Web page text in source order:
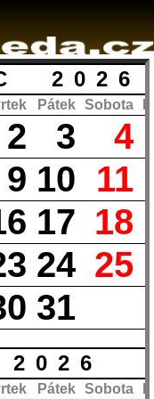
2026
Pátek Sobota
2 3
4
9 10 11
17 18
24 25
31
Pátek Sobota